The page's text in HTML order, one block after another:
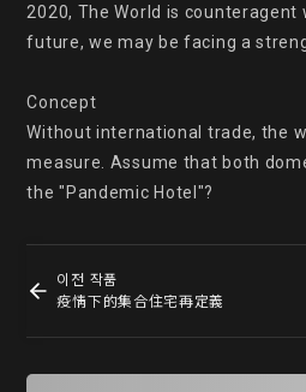
2020, The World is
future, we may be facing a
Concept
Without international trade, the
measure. Assume that both
the "Pandemic Hotel"?
이전 작품
疫情下的集合住宅再定義